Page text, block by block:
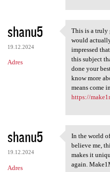
shanu5
19.12.2024
Adres
This is a
This is a truly
would
impressed
this subject
done your
know more
means come
https://
shanu5
19.12.2024
Adres
In the
In the world
believe me,
makes it
again.